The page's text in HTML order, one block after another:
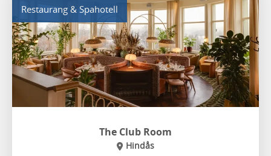
Restaurang & Spahotell
The Club Room
Hindås